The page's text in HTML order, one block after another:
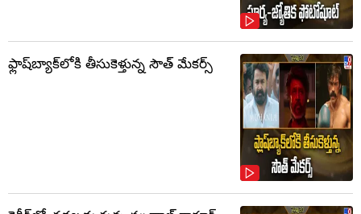
ఫ్లాష్‌బ్యాక్‌లోకి తీసుకెళ్తున్న సౌత్‌ మేకర్స్‌